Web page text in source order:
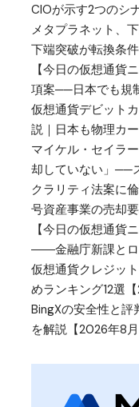
CIOが示す2つのシ
メタプラネット、
下端突破が転換条
【今日の仮想通貨
項案──日本でも規
仮想通貨デビット
説｜日本も物理カ
マイケル・セイラ
却していない」──
クラリティ法案に
号資産事業の売却
【今日の仮想通貨
――金融庁新課とロ
仮想通貨クレジッ
めランキング12選
BingXの安全性と評
を解説【2026年8月